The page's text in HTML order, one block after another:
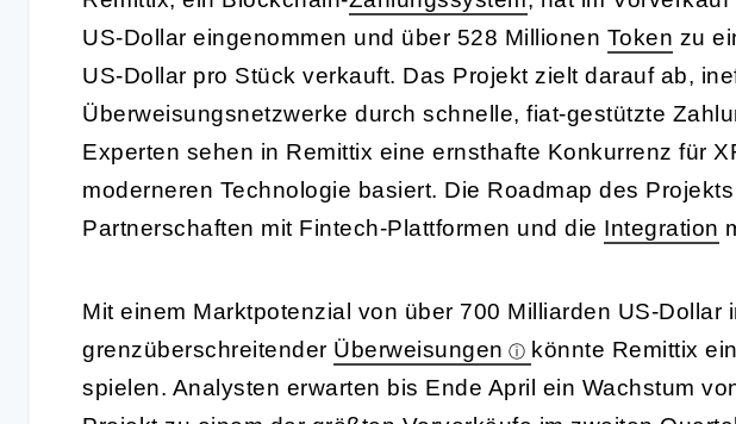
US-Dollar eingenommen und über 528 Millionen Token zu
US-Dollar pro Stück verkauft. Das Projekt zielt darauf ab,
Überweisungsnetzwerke durch schnelle, fiat-gestützte
Experten sehen in Remittix eine ernsthafte Konkurrenz für
moderneren Technologie basiert. Die Roadmap des
Partnerschaften mit Fintech-Plattformen und die Integration
Mit einem Marktpotenzial von über 700 Milliarden US-Dollar
grenzüberschreitender Überweisungen
könnte Remittix
spielen. Analysten erwarten bis Ende April ein Wachstum